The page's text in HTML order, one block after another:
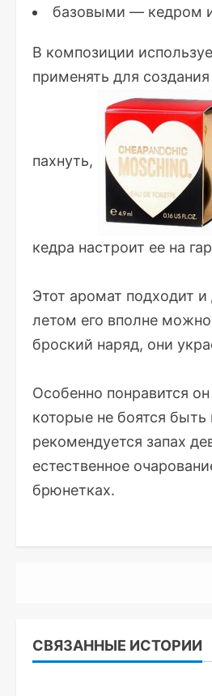
базовыми — кедром
В композиции
применять для
пахнуть,
кедра настроит ее на
Этот аромат подходит
летом его вполне
броский наряд, они
Особенно понравится
которые не боятся
рекомендуется запах
естественное
брюнетках.
СВЯЗАННЫЕ ИСТОРИИ